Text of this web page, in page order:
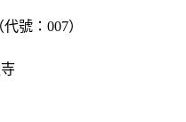
號：007）